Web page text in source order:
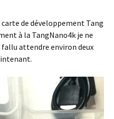
de développement Tang
à la TangNano4k je ne
fallu attendre environ deux